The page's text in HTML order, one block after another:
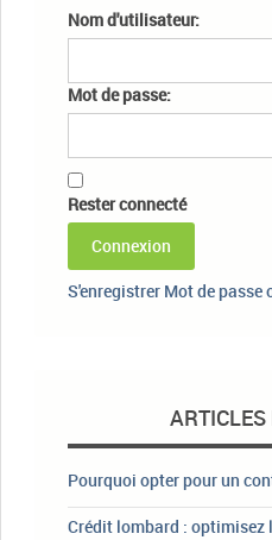
Nom d'utilisateur:
Mot de passe:
Rester connecté
Connexion
S'enregistrer Mot de passe
ARTICLES
Pourquoi opter pour un
Crédit lombard : optimisez